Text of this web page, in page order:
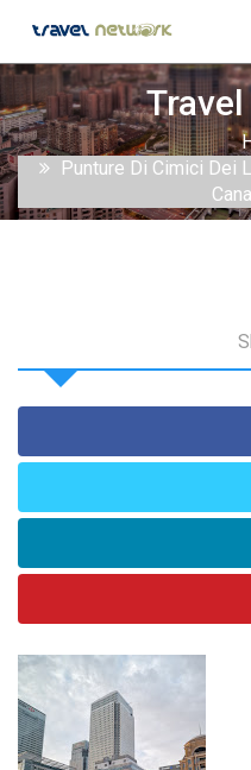
Punture Di Cimici Dei